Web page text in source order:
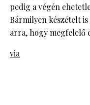
pedig a végén
Bármilyen készételt
arra, hogy megfelelő
via